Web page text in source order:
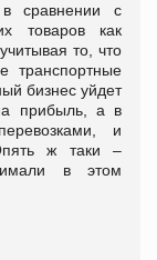
сравнении с
товаров как
то, что
транспортные
бизнес уйдет
прибыль, а в
и
ж таки –
в этом